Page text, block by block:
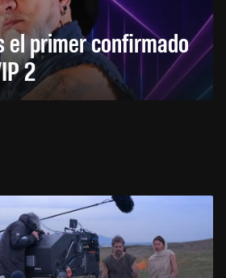
el primer confirmado
2